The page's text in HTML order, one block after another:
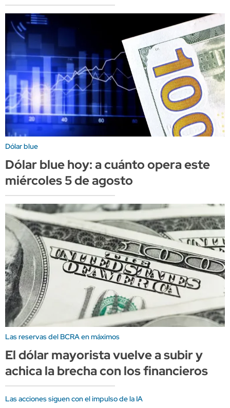
Dólar blue
Dólar blue hoy: a cuánto opera este
miércoles 5 de agosto
Las reservas del BCRA en máximos
El dólar mayorista vuelve a subir y
achica la brecha con los financieros
Las acciones siguen con el impulso de la IA